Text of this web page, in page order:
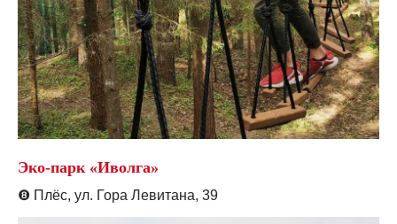
Эко-парк «Иволга»
❽ Плёс, ул. Гора Левитана, 39